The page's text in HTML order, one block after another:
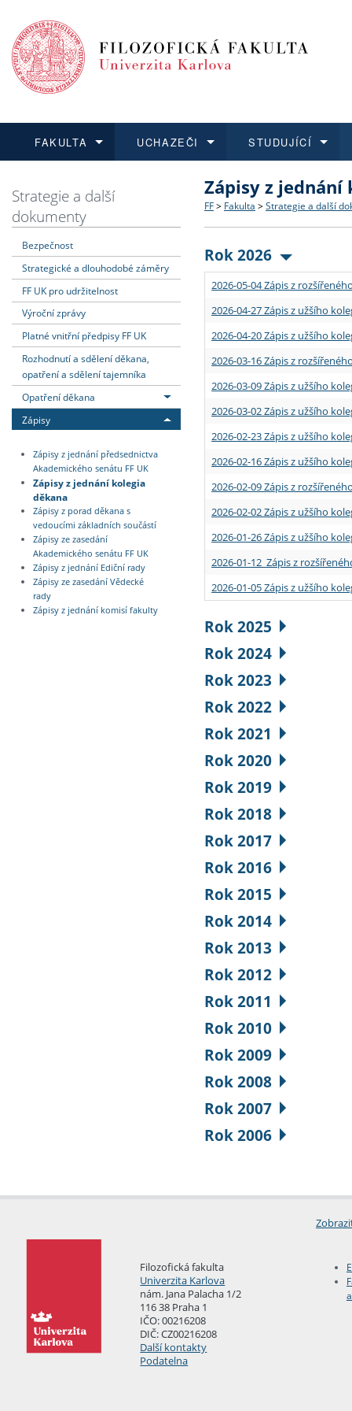
FAKULTA
Dozvědět se více
Struktura a historie
Strategie a další
Podpora a benefity pro
Absolventi fakulty
UCHAZEČI
Podat přihlášku
Co studovat a jak se
Učitelské studijní
Informace k průběhu
STUDUJÍCÍ
Dozvědět se více
Bakalářské a magisterské
Doktorské studium
Rigorózní řízení
Dozvědět se více
O vědě a výzkumu na FF
Akademické kvalifikace
Granty a projekty
Dozvědět se více
Aktuální nabídky a
Vyjíždějící studenti
Přijíždějící studenti
Vyjíždějící zaměstnanci
Strategie a další
dokumenty
Bezpečnost
Strategické a dlouhodobé záměry
FF UK pro udržitelnost
Výroční zprávy
Platné vnitřní předpisy FF UK
Rozhodnutí a sdělení děkana,
opatření a sdělení tajemníka
Opatření děkana
Zápisy
Zápisy z jednání předsednictva
Akademického senátu FF UK
Zápisy z jednání kolegia
děkana
Zápisy z porad děkana s
vedoucími základních součástí
Zápisy ze zasedání
Akademického senátu FF UK
Zápisy z jednání Ediční rady
Zápisy ze zasedání Vědecké
rady
Zápisy z jednání komisí fakulty
Zápisy z jednání
FF > Fakulta > Strategie a další
Rok 2026
2026-05-04 Zápis z
2026-04-27 Zápis z užšího
2026-04-20 Zápis z užšího
2026-03-16 Zápis z
2026-03-09 Zápis z užšího
2026-03-02 Zápis z užšího
2026-02-23 Zápis z užšího
2026-02-16 Zápis z užšího
2026-02-09 Zápis z
2026-02-02 Zápis z užšího
2026-01-26 Zápis z užšího
2026-01-12 Zápis z
2026-01-05 Zápis z užšího
Rok 2025
Rok 2024
Rok 2023
Rok 2022
Rok 2021
Rok 2020
Rok 2019
Rok 2018
Rok 2017
Rok 2016
Rok 2015
Rok 2014
Rok 2013
Rok 2012
Rok 2011
Rok 2010
Rok 2009
Rok 2008
Rok 2007
Rok 2006
Filozofická fakulta
Univerzita Karlova
nám. Jana Palacha 1/2
116 38 Praha 1
IČO: 00216208
DIČ: CZ00216208
Další kontakty
Podatelna